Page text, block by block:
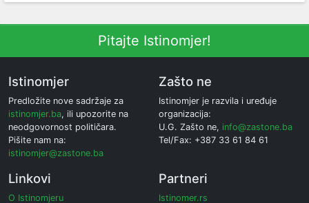
Pitajte Istinomjer!
Istinomjer
Predložite nove sadržaje za
istinomjer.ba, ili upozorite na
neodgovornost političara.
Pišite nam na:
istinomjer@zastone.ba
Zašto ne
Istinomjer je razvila i uređuje
organizacija:
U.G. Zašto ne, info@zastone.ba
Tel/Fax: +387 33 61 84 61
Linkovi
O Istinomjeru
Partneri
Istinomer.rs